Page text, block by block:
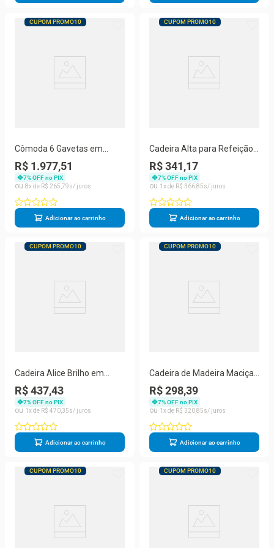
CUPOM PROMO10
Cômoda 6 Gavetas em
Madeira Carvalho Rústico
131x48x104 cm Elliottiis
Marin Brasil
R$ 1.977,51
7% OFF no PIX
8
R$ 265 79
Adicionar ao carrinho
CUPOM PROMO10
Cadeira Alta para Refeição
Infantil em Madeira
Amêndoa Marin Brasil
R$ 341,17
7% OFF no PIX
1
R$ 36685
Adicionar ao carrinho
CUPOM PROMO10
Cadeira Alice Brilho em
Polipropileno Areia Marin
Brasil
R$ 437,43
7% OFF no PIX
1
R$ 47035
Adicionar ao carrinho
CUPOM PROMO10
Cadeira de Madeira Maciça
Bosco Natural Acetinado
Marin Brasil
R$ 298,39
7% OFF no PIX
1
R$ 32085
Adicionar ao carrinho
CUPOM PROMO10 CUPOM PROMO10